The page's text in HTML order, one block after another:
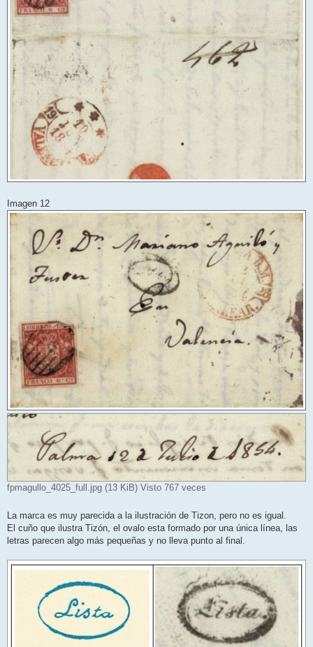
Imagen 12
fpmagullo_4025_full.jpg (13 KiB) Visto 767 veces
La marca es muy parecida a la ilustración de Tizon, pero no es igual.
El cuño que ilustra Tizón, el ovalo esta formado por una única línea, las
letras parecen algo más pequeñas y no lleva punto al final.